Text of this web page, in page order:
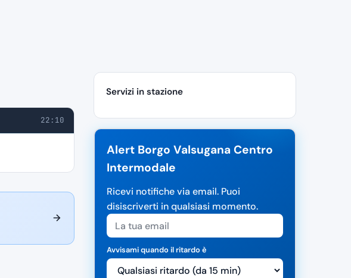
22:10
Servizi in stazione
Alert Borgo Valsugana Centro
Intermodale
Ricevi notifiche via email. Puoi
disiscriverti in qualsiasi momento.
Avvisami quando il ritardo è